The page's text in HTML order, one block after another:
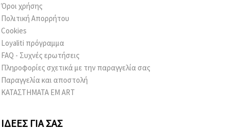
Όροι χρήσης
Πολιτική Απορρήτου
Cookies
Loyaliti πρόγραμμα
FAQ - Συχνές ερωτήσεις
Πληροφορίες σχετικά με την παραγγελία σας
Παραγγελία και αποστολή
ΚΑΤΑΣΤΗΜΑΤΑ EM ART
ΙΔΈΕΣ ΓΙΑ ΣΑΣ